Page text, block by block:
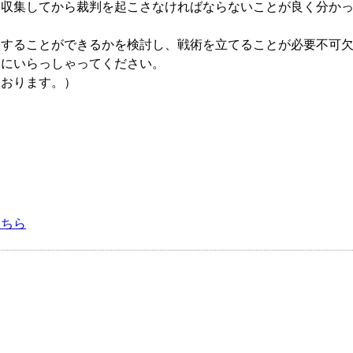
してから裁判を起こさなければならないことが良く分か
ことができるかを検討し、戦術を立てることが必要不可
らっしゃってください。
ます。）
ら